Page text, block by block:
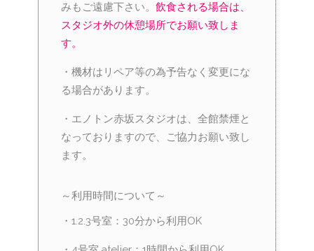
みもご遠慮下さい。 飲食される場合は、
スタジオ外の休憩場所でお願い致しま
す。
・機材はリペア等の為予告なく変更にな
る場合があります。
・エノトン赤坂スタジオは、全館禁煙と
なっておりますので、ご協力お願い致し
ます。
～利用時間について～
・1.2.3号室：30分から利用OK